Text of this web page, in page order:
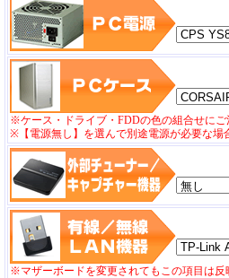
※ケース・ドライブ・FDDの色の組合せにご
※【電源無し】を選んで別途電源が必要な場
※マザーボードを変更されてもこの項目は反